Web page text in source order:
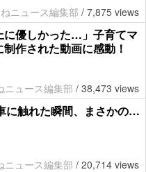
ニュース編集部 / 7,875 views
に優しかった…」子育てマ
作された動画に感動！
ニュース編集部 / 38,473 views
に触れた瞬間、まさかの…
ニュース編集部 / 20,714 views